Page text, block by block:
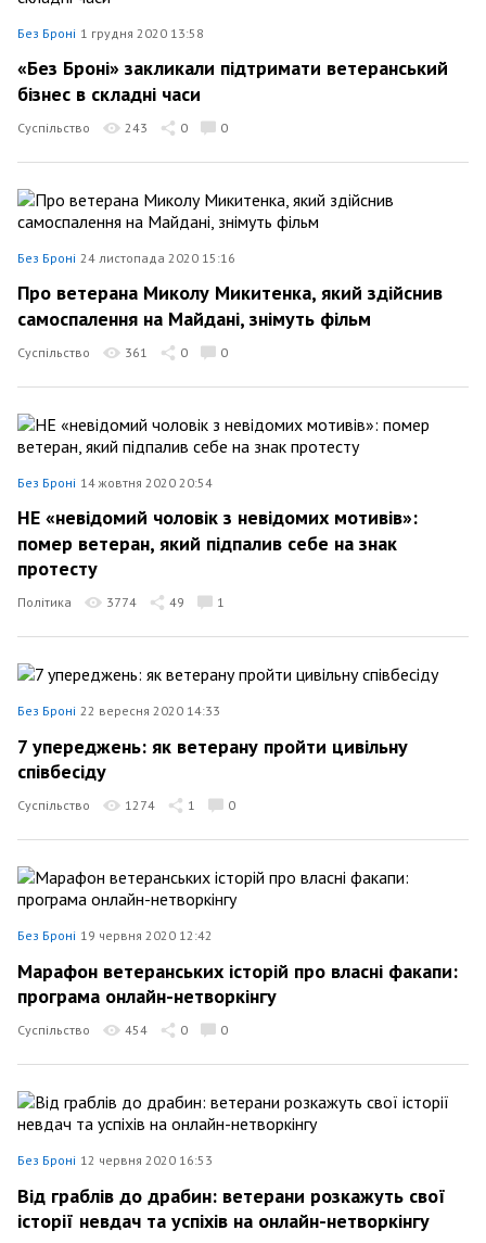
Без Броні 1 грудня 2020 13:58
«Без Броні» закликали підтримати ветеранський
бізнес в складні часи
Суспільство 243 0 0
Без Броні 24 листопада 2020 15:16
Про ветерана Миколу Микитенка, який здійснив
самоспалення на Майдані, знімуть фільм
Суспільство 361 0 0
Без Броні 14 жовтня 2020 20:54
НЕ «невідомий чоловік з невідомих мотивів»:
помер ветеран, який підпалив себе на знак
протесту
Політика 3774 49 1
Без Броні 22 вересня 2020 14:33
7 упереджень: як ветерану пройти цивільну
співбесіду
Суспільство 1274 1 0
Без Броні 19 червня 2020 12:42
Марафон ветеранських історій про власні факапи:
програма онлайн-нетворкінгу
Суспільство 454 0 0
Без Броні 12 червня 2020 16:53
Від граблів до драбин: ветерани розкажуть свої
історії невдач та успіхів на онлайн-нетворкінгу